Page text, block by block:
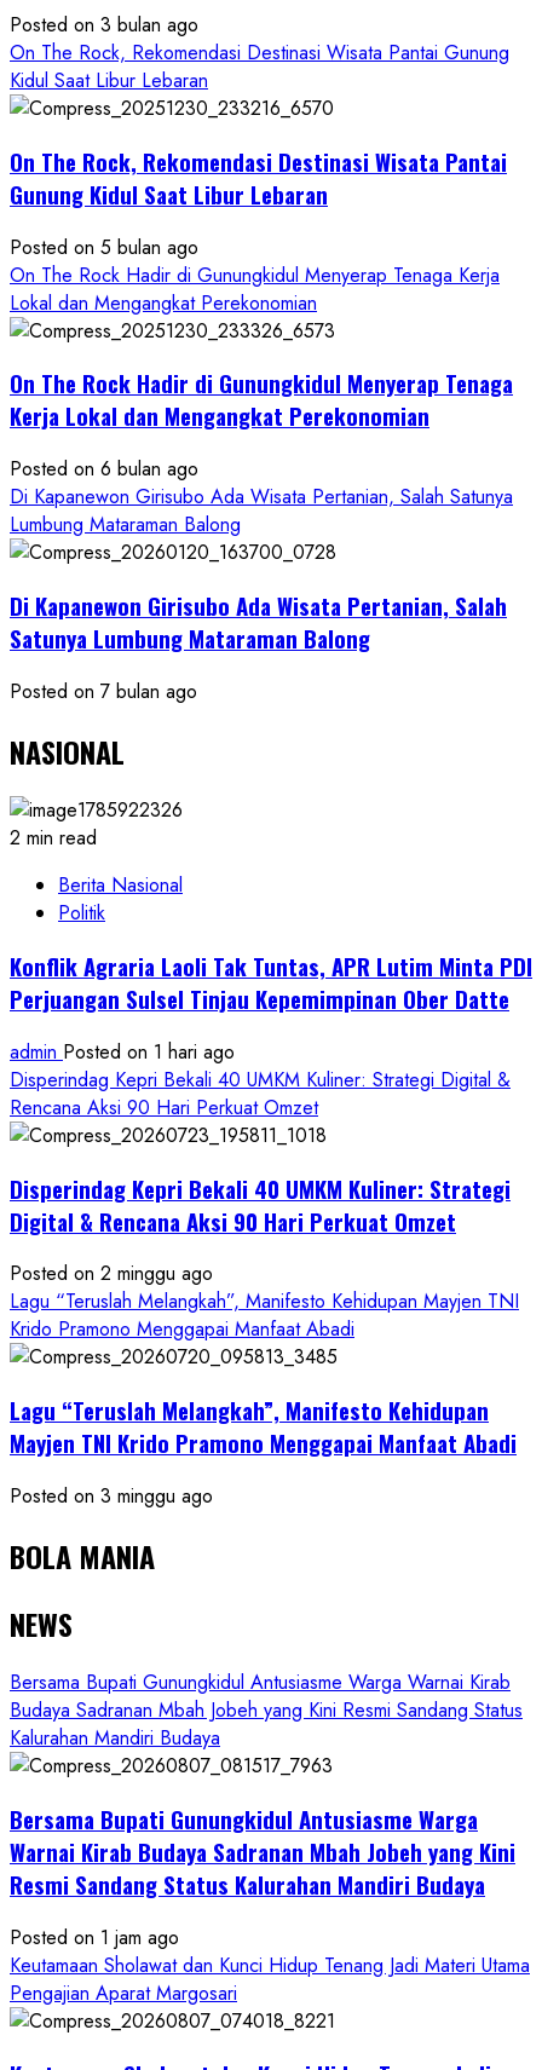
Baru,
Padukan
Keindahan
Alam
Wisata
Kekinian
Posted on 3 bulan ago
On The Rock, Rekomendasi Destinasi Wisata Pantai Gunung
Kidul Saat Libur Lebaran
On The Rock, Rekomendasi Destinasi Wisata Pantai
Gunung Kidul Saat Libur Lebaran
Posted on 5 bulan ago
On The Rock Hadir di Gunungkidul Menyerap Tenaga Kerja
Lokal dan Mengangkat Perekonomian
On The Rock Hadir di Gunungkidul Menyerap Tenaga
Kerja Lokal dan Mengangkat Perekonomian
Posted on 6 bulan ago
Di Kapanewon Girisubo Ada Wisata Pertanian, Salah Satunya
Lumbung Mataraman Balong
Di Kapanewon Girisubo Ada Wisata Pertanian, Salah
Satunya Lumbung Mataraman Balong
Posted on 7 bulan ago
NASIONAL
2 min read
Berita Nasional
Politik
Konflik Agraria Laoli Tak Tuntas, APR Lutim Minta PDI
Perjuangan Sulsel Tinjau Kepemimpinan Ober Datte
admin Posted on 1 hari ago
Disperindag Kepri Bekali 40 UMKM Kuliner: Strategi Digital &
Rencana Aksi 90 Hari Perkuat Omzet
Disperindag Kepri Bekali 40 UMKM Kuliner: Strategi
Digital & Rencana Aksi 90 Hari Perkuat Omzet
Posted on 2 minggu ago
Lagu “Teruslah Melangkah”, Manifesto Kehidupan Mayjen TNI
Krido Pramono Menggapai Manfaat Abadi
Lagu “Teruslah Melangkah”, Manifesto Kehidupan
Mayjen TNI Krido Pramono Menggapai Manfaat Abadi
Posted on 3 minggu ago
BOLA MANIA
NEWS
Bersama Bupati Gunungkidul Antusiasme Warga Warnai Kirab
Budaya Sadranan Mbah Jobeh yang Kini Resmi Sandang Status
Kalurahan Mandiri Budaya
Bersama Bupati Gunungkidul Antusiasme Warga
Warnai Kirab Budaya Sadranan Mbah Jobeh yang Kini
Resmi Sandang Status Kalurahan Mandiri Budaya
Posted on 1 jam ago
Keutamaan Sholawat dan Kunci Hidup Tenang Jadi Materi Utama
Pengajian Aparat Margosari